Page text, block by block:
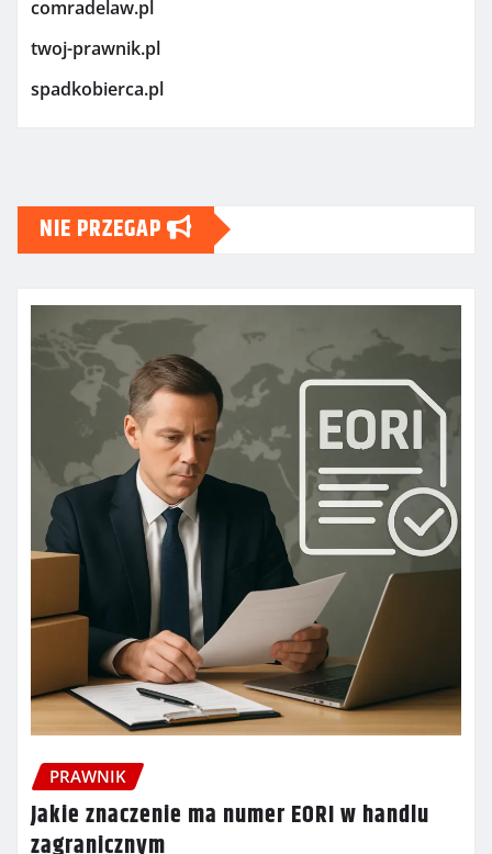
comradelaw.pl
twoj-prawnik.pl
spadkobierca.pl
NIE PRZEGAP
PRAWNIK
Jakie znaczenie ma numer EORI w handlu